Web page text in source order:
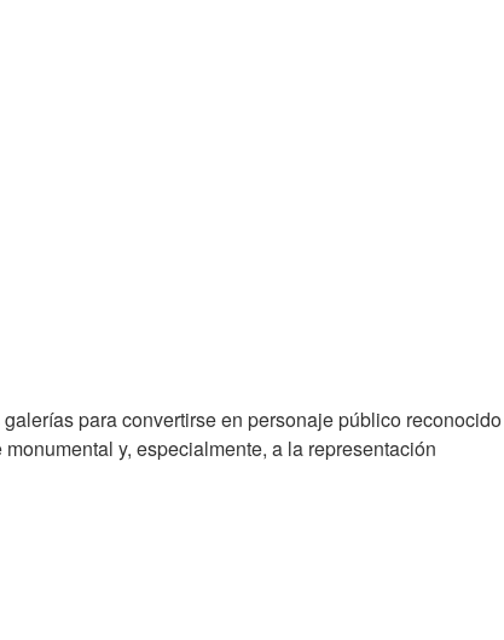
para convertirse en personaje público reconocido
y, especialmente, a la representación